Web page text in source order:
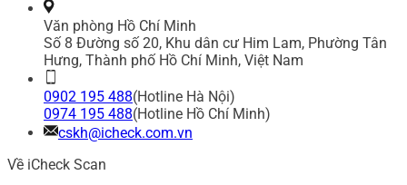
Văn phòng Hồ Chí Minh
Số 8 Đường số 20, Khu dân cư Him Lam, Phường Tân
Hưng, Thành phố Hồ Chí Minh, Việt Nam
0902 195 488(Hotline Hà Nội)
0974 195 488(Hotline Hồ Chí Minh)
cskh@icheck.com.vn
Về iCheck Scan